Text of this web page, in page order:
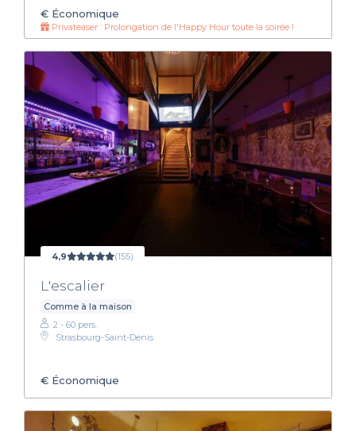
€ Économique
Privateaser : Prolongation de l'Happy Hour toute la soirée !
4,9 (155)
L'escalier
Comme à la maison
2 - 60 pers.
Strasbourg-Saint-Denis
€ Économique